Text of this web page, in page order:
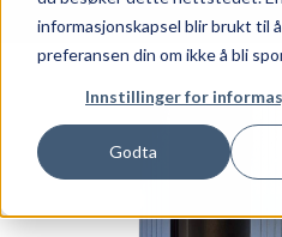
informasjonskapsel blir brukt til
preferansen din om ikke å bli
Innstillinger for
Godta